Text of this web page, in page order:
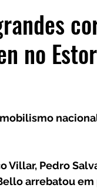
no
Villar, Pedro
arrebatou em